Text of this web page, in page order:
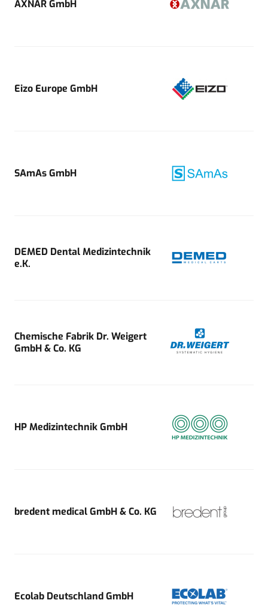
AXNAR GmbH
Eizo Europe GmbH
SAmAs GmbH
DEMED Dental Medizintechnik
e.K.
Chemische Fabrik Dr. Weigert
GmbH & Co. KG
HP Medizintechnik GmbH
bredent medical GmbH & Co. KG
Ecolab Deutschland GmbH